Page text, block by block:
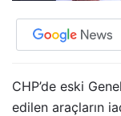
CHP’de eski
edilen araçların